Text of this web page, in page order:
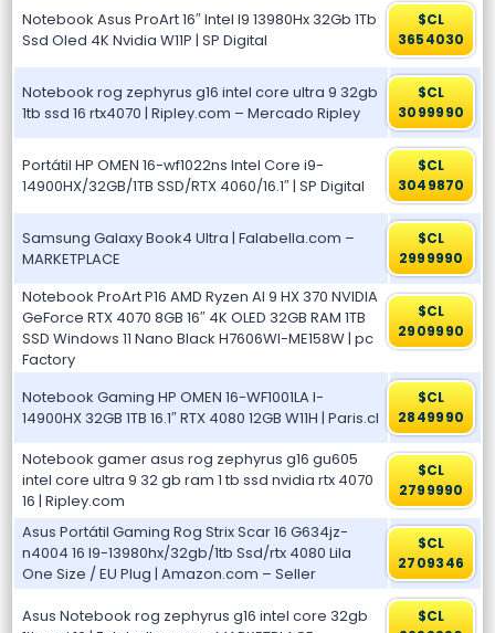
Notebook Asus ProArt 16″ Intel I9 13980Hx 32Gb 1Tb
Ssd Oled 4K Nvidia W11P | SP Digital
$CL
3654030
Notebook rog zephyrus g16 intel core ultra 9 32gb
1tb ssd 16 rtx4070 | Ripley.com – Mercado Ripley
$CL
3099990
Portátil HP OMEN 16-wf1022ns Intel Core i9-
14900HX/32GB/1TB SSD/RTX 4060/16.1″ | SP Digital
$CL
3049870
Samsung Galaxy Book4 Ultra | Falabella.com –
MARKETPLACE
$CL
2999990
Notebook ProArt P16 AMD Ryzen AI 9 HX 370 NVIDIA
GeForce RTX 4070 8GB 16″ 4K OLED 32GB RAM 1TB
SSD Windows 11 Nano Black H7606WI-ME158W | pc
Factory
$CL
2909990
Notebook Gaming HP OMEN 16-WF1001LA I-
14900HX 32GB 1TB 16.1″ RTX 4080 12GB W11H | Paris.cl
$CL
2849990
Notebook gamer asus rog zephyrus g16 gu605
intel core ultra 9 32 gb ram 1 tb ssd nvidia rtx 4070
16 | Ripley.com
$CL
2799990
Asus Portátil Gaming Rog Strix Scar 16 G634jz-
n4004 16 I9-13980hx/32gb/1tb Ssd/rtx 4080 Lila
One Size / EU Plug | Amazon.com – Seller
$CL
2709346
Asus Notebook rog zephyrus g16 intel core 32gb
$CL